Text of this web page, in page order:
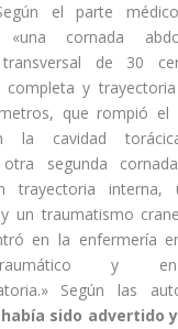
el parte
«una cornada
de 30
completa y
que rompió el
la cavidad
otra segunda
trayectoria interna,
un traumatismo
en la enfermería
y
Según las
sido advertido